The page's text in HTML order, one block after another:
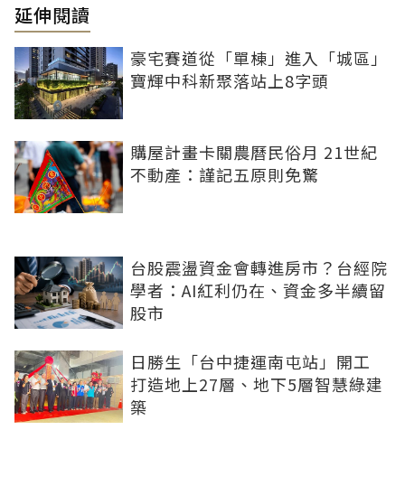
延伸閱讀
豪宅賽道從「單棟」進入「城區」
寶輝中科新聚落站上8字頭
購屋計畫卡關農曆民俗月 21世紀
不動產：謹記五原則免驚
台股震盪資金會轉進房市？台經院
學者：AI紅利仍在、資金多半續留
股市
日勝生「台中捷運南屯站」開工
打造地上27層、地下5層智慧綠建
築